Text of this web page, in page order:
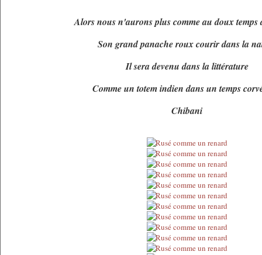
Alors nous n'aurons plus comme au doux temps
Son grand panache roux courir dans la
Il sera devenu dans la littérature
Comme un totem indien dans un temps
Chibani